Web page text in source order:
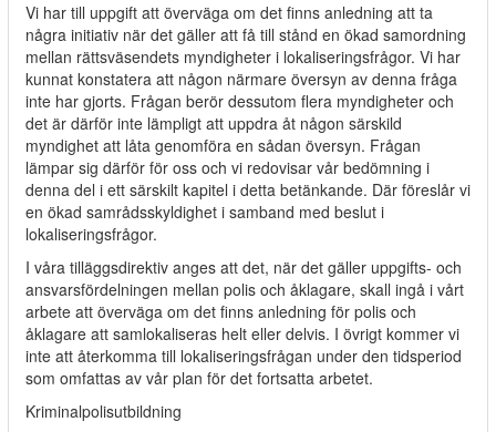
Vi har till uppgift att överväga om det finns anledning att ta
några initiativ när det gäller att få till stånd en ökad samordning
mellan rättsväsendets myndigheter i lokaliseringsfrågor. Vi har
kunnat konstatera att någon närmare översyn av denna fråga
inte har gjorts. Frågan berör dessutom flera myndigheter och
det är därför inte lämpligt att uppdra åt någon särskild
myndighet att låta genomföra en sådan översyn. Frågan
lämpar sig därför för oss och vi redovisar vår bedömning i
denna del i ett särskilt kapitel i detta betänkande. Där föreslår vi
en ökad samrådsskyldighet i samband med beslut i
lokaliseringsfrågor.
I våra tilläggsdirektiv anges att det, när det gäller uppgifts- och
ansvarsfördelningen mellan polis och åklagare, skall ingå i vårt
arbete att överväga om det finns anledning för polis och
åklagare att samlokaliseras helt eller delvis. I övrigt kommer vi
inte att återkomma till lokaliseringsfrågan under den tidsperiod
som omfattas av vår plan för det fortsatta arbetet.
Kriminalpolisutbildning